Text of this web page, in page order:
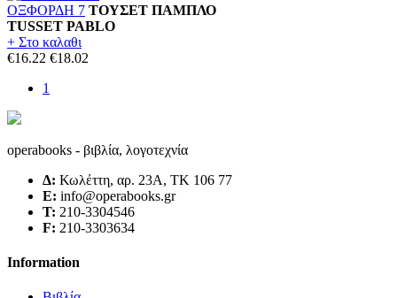
ΟΞΦΟΡΔΗ 7 ΤΟΥΣΕΤ ΠΑΜΠΛΟ
TUSSET PABLO
+ Στο καλαθι
€16.22 €18.02
1
operabooks - βιβλία, λογοτεχνία
Δ: Κωλέττη, αρ. 23Α, ΤΚ 106 77
E: info@operabooks.gr
Τ: 210-3304546
F: 210-3303634
Information